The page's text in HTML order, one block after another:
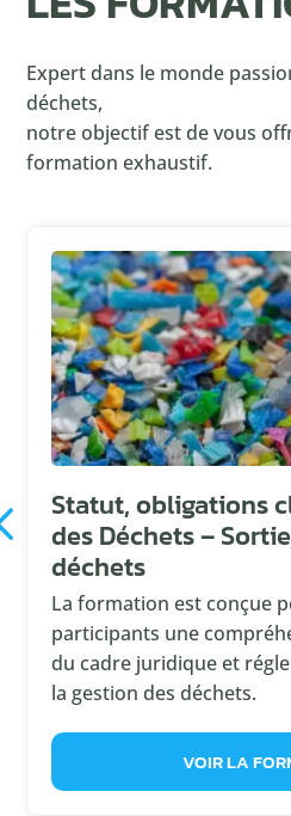
Expert dans le monde
déchets,
notre objectif est de vous
formation exhaustif.
Statut, obligations
des Déchets –
déchets
La formation est conçue
participants une
du cadre juridique et
la gestion des déchets.
VOIR LA